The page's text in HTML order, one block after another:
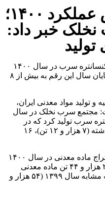
در راستای گزارش عملکرد ۱۴۰۰؛
خبر داد:
طبق برنامه ریزی انجام شده تولید کنسانتره سرب در سال ۱۴۰۰
میزان ۸ هزار تن برآورد شد که در پایان سال این رقم به بیش از ۸
تولید مواد معدنی ایران،
مجتمع سرب نخلک در سال
و ۱۰۳ تن کنسانتره سرب تولید کرد که در
مقایسه با رقم مدت مشابه سال گذشته (۷ هزار و ۱۲ تن)، ۱۶
وی در ادامه با اشاره به میزان استخراج ماده معدنی در سال ۱۴۰۰
افزود: مجتمع سرب نخلک حدود ۲۲۸ هزار و ۴۴ تن ماده معدنی
استخراج کرد که نسبت به آمار مدت مشابه سال ۱۳۹۹ (۵۴ هزار و